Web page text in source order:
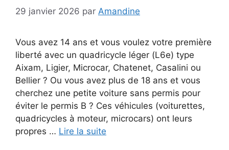
29 janvier 2026 par Amandine
Vous avez 14 ans et vous voulez votre première
liberté avec un quadricycle léger (L6e) type
Aixam, Ligier, Microcar, Chatenet, Casalini ou
Bellier ? Ou vous avez plus de 18 ans et vous
cherchez une petite voiture sans permis pour
éviter le permis B ? Ces véhicules (voiturettes,
quadricycles à moteur, microcars) ont leurs
propres … Lire la suite